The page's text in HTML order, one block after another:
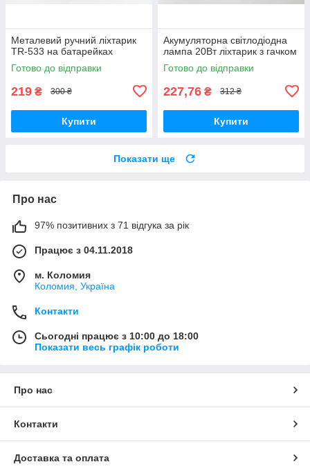
Металевий ручний ліхтарик
TR-533 на батарейках
Готово до відправки
219 ₴ 300 ₴
Купити
Акумуляторна світлодіодна
лампа 20Вт ліхтарик з гачком
Готово до відправки
227,76 ₴ 312 ₴
Купити
Показати ще
Про нас
97% позитивних з 71 відгука за рік
Працює з 04.11.2018
м. Коломия
Коломия, Україна
Контакти
Сьогодні працює з 10:00 до 18:00
Показати весь графік роботи
Про нас
Контакти
Доставка та оплата